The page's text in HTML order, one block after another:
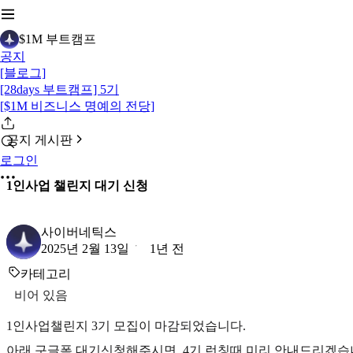
$1M 부트캠프
공지
[블로그]
[28days 부트캠프] 5기
[$1M 비즈니스 명예의 전당]
로그인
공지 게시판
1인사업 챌린지 대기 신청
사이버네틱스
2025년 2월 13일
1년 전
카테고리
비어 있음
1인사업챌린지 3기 모집이 마감되었습니다.